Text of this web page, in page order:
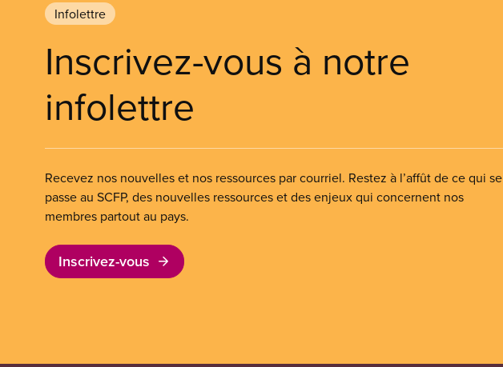
Infolettre
Inscrivez-vous à notre
infolettre
Recevez nos nouvelles et nos ressources par courriel. Restez à l’affût de ce qui se
passe au SCFP, des nouvelles ressources et des enjeux qui concernent nos
membres partout au pays.
Inscrivez-vous